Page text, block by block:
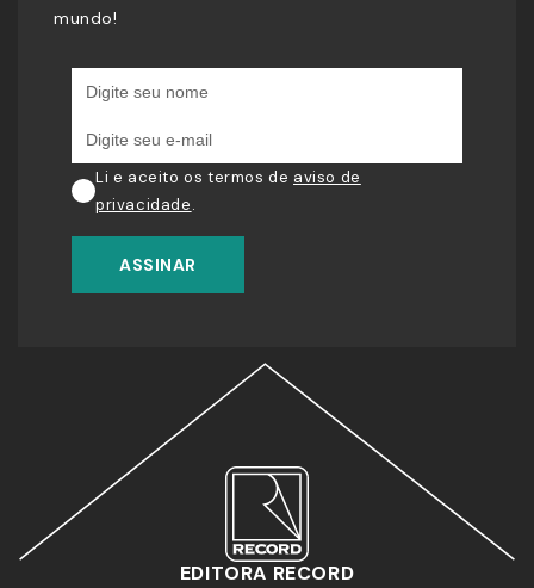
mundo!
Li e aceito os termos de aviso de
privacidade.
ASSINAR
EDITORA RECORD